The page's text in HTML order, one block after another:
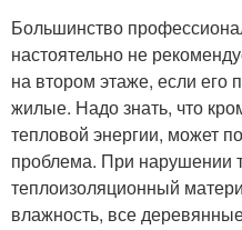
Большинство
настоятельно не
на втором этаже, если его
жилые. Надо знать, что
тепловой энергии, может
проблема. При нарушении
теплоизоляционный
влажность, все